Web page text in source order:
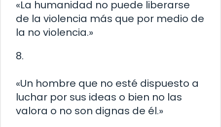
«La humanidad no puede liberarse
de la violencia más que por medio de
la no violencia.»
8.
«Un hombre que no esté dispuesto a
luchar por sus ideas o bien no las
valora o no son dignas de él.»